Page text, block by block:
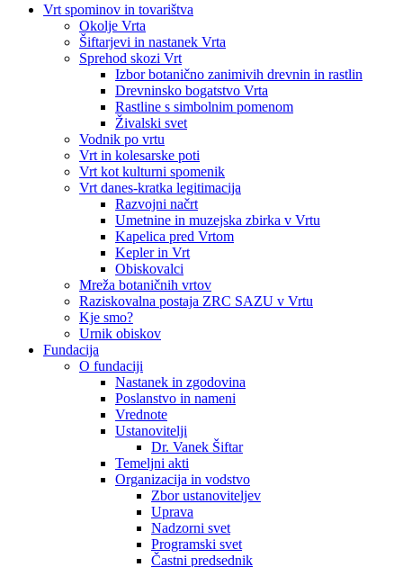
Vrt spominov in tovarištva
Okolje Vrta
Šiftarjevi in nastanek Vrta
Sprehod skozi Vrt
Izbor botanično zanimivih drevnin in rastlin
Drevninsko bogatstvo Vrta
Rastline s simbolnim pomenom
Živalski svet
Vodnik po vrtu
Vrt in kolesarske poti
Vrt kot kulturni spomenik
Vrt danes-kratka legitimacija
Razvojni načrt
Umetnine in muzejska zbirka v Vrtu
Kapelica pred Vrtom
Kepler in Vrt
Obiskovalci
Mreža botaničnih vrtov
Raziskovalna postaja ZRC SAZU v Vrtu
Kje smo?
Urnik obiskov
Fundacija
O fundaciji
Nastanek in zgodovina
Poslanstvo in nameni
Vrednote
Ustanovitelji
Dr. Vanek Šiftar
Temeljni akti
Organizacija in vodstvo
Zbor ustanoviteljev
Uprava
Nadzorni svet
Programski svet
Častni predsednik